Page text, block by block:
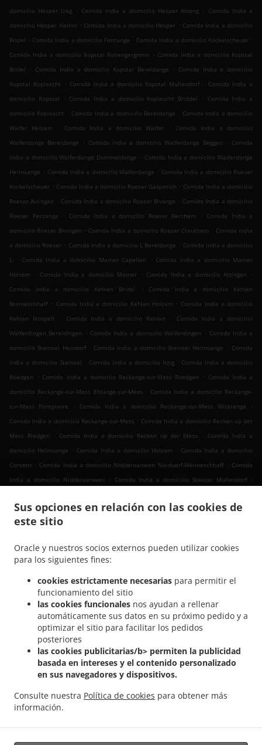
Sus opciones en relación con las cookies de
este sitio
Oracle y nuestros socios externos pueden utilizar cookies
para los siguientes fines:
cookies estrictamente necesarias para permitir el
funcionamiento del sitio
las cookies funcionales nos ayudan a rellenar
automáticamente sus datos en su próximo pedido y a
optimizar el sitio para facilitar los pedidos
posteriores
las cookies publicitarias/b> permiten la publicidad
basada en intereses y el contenido personalizado
en sus navegadores y dispositivos.
Consulte nuestra Política de cookies para obtener más
información.
domicilio Hesper Izeg
. Comida India a domicilio Hesper Alzeng . Comida India a
domicilio Hesper Hamm . Comida India a domicilio Hesper . Comida India a domicilio
Bridel . Comida India a domicilio Fentange . Comida India a domicilio Kockelscheuer .
Comida India a domicilio Kopstal Rollengergronn
. Comida India a domicilio Kopstal
Bridel
. Comida India a domicilio Kopstal Bereldange . Comida India a domicilio
Kopstal Koplescht
. Comida India a domicilio Kopstal Mullendorf . Comida India a
domicilio Kopstal
. Comida India a domicilio Koplescht Briddel . Comida India a
domicilio Koplescht . Comida India a domicilio Bereldange . Comida India a domicilio
Walfer Helsem
. Comida India a domicilio Walfer .
Comida India a domicilio
Walferdange Bereldange
. Comida India a domicilio Walferdange Beggen . Comida
India a domicilio Walferdange Dommeldange . Comida India a domicilio Walferdange
Helmsange . Comida India a domicilio Walferdange . Comida India a domicilio Roeser
Kockelscheuer . Comida India a domicilio Roeser Gasperich . Comida India a domicilio
Roeser Alzingen . Comida India a domicilio Roeser Bivange . Comida India a domicilio
Roeser Fentange
. Comida India a domicilio Roeser Berchem . Comida India a
domicilio Roeser Bivingen . Comida India a domicilio Roeser Crauthem . Comida India
a domicilio Roeser . Comida India a domicilio L Bereldange . Comida India a domicilio
L . Comida India a domicilio Mamer Capellen . Comida India a domicilio Mamer
Holzem
. Comida India a domicilio Mamer . Comida India a domicilio Alzingen
.
Comida India a domicilio Kehlen Bridel
.
Comida India a domicilio Kehlen
Brameschhaff . Comida India a domicilio Kehlen Holzem . Comida India a domicilio
Kehlen Nospelt
. Comida India a domicilio Kehlen .
Comida India a domicilio
Walferdingen Bereldingen
. Comida India a domicilio Walferdingen . Comida India a
domicilio Steinsel Heisdorf . Comida India a domicilio Steinsel Helmsange . Comida
India a domicilio Steinsel . Comida India a domicilio Itzig . Comida India a domicilio
Roedgen
. Comida India a domicilio Reckange-sur-Mess Roedgen . Comida India a
domicilio Reckange-sur-Mess Ehlange-sur-Mess . Comida India a domicilio Reckange-
sur-Mess Pontpierre
. Comida India a domicilio Reckange-sur-Mess Wickrange
.
Comida India a domicilio Reckange-sur-Mess . Comida India a domicilio Recken op der
Mess Riedgen
. Comida India a domicilio Recken op der Mess . Comida India a
domicilio Helmsange
. Comida India a domicilio Holzem . Comida India a domicilio
Contern . Comida India a domicilio Nidderaanwen Neiduerf-Weimeschhaff . Comida
India a domicilio Nidderaanwen
. Comida India a domicilio Steesel Mullendorf
.
domicilio Bettembourg Abweiler
. Comida India a domicilio Bettembourg
Comida
India a domicilio Mondercange Pontpierre
Comida India a domicilio Mullendorf . Comida India a domicilio Heisdorf . Comida
domicilio Bivange . Comida India a domicilio Livange
Comida India a domicilio
Weiler zum Tuer . Comida India a domicilio Weiler-la-Tour Hassel
domicilio Weiler-la-Tour
. Comida India a domicilio Monnerich Steinbrücken
India a domicilio Monnerich . Comida India a domicilio Ehlange-sur-Mess
India a domicilio Kielen
domicilio Findel . Comida India a domicilio Reckingen/Mess Wickringen . Comida India
a domicilio Reckingen/Mess Ehlange-sur-Mess
.
Comida India a domicilio
domicilio Sandweiler Hamm . Comida India a domicilio Sandweiler . Comida India a
domicilio. Ordena comida para llevar